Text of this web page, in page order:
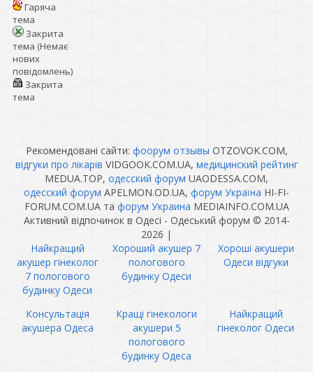
Гаряча
тема
Закрита
тема (Немає
нових
повідомлень)
Закрита
тема
Рекомендовані сайти: фоорум отзывы OTZOVOK.COM,
відгуки про лікарів VIDGOOK.COM.UA, медицинский рейтинг
MEDUA.TOP, одесский форум UAODESSA.COM,
одесский форум APELMON.OD.UA, форум Україна HI-FI-
FORUM.COM.UA та форум Украина MEDIAINFO.COM.UA
Активний відпочинок в Одесі - Одеський форум © 2014-
2026 |
Найкращий
акушер гінеколог
7 пологового
будинку Одеси
Хороший акушер 7
пологового
будинку Одеси
Хороші акушери
Одеси відгуки
Консультація
акушера Одеса
Кращі гінекологи
акушери 5
пологового
будинку Одеса
Найкращий
гінеколог Одеси